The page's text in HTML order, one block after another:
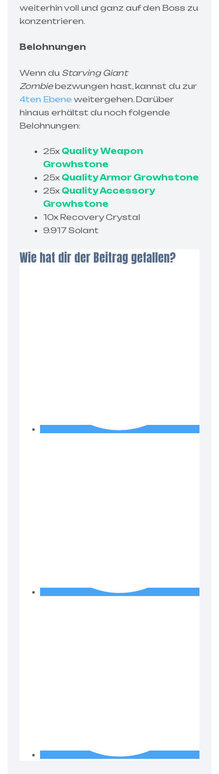
weiterhin voll und ganz auf den Boss zu
konzentrieren.
Belohnungen
Wenn du Starving Giant
Zombiebezwungen hast, kannst du zur
4ten Ebene weitergehen. Darüber
hinaus erhältst du noch folgende
Belohnungen:
25x Quality Weapon
Growhstone
25x Quality Armor Growhstone
25x Quality Accessory
Growhstone
10x Recovery Crystal
9.917 Solant
Wie hat dir der Beitrag gefallen?